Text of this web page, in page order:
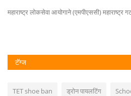
महाराष्ट्र लोकसेवा आयोगाने (एमपीएससी) महाराष्ट्र
टॅग्ज
TET shoe ban ड्रोन पायलटिंग